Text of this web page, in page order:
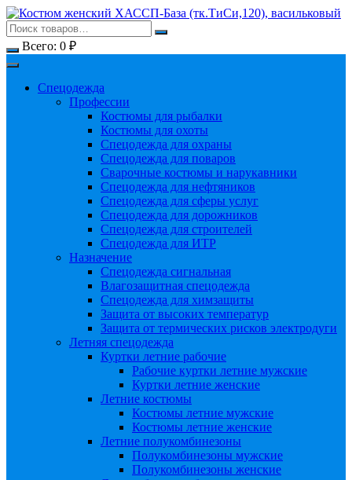
Перейти
к
содержимому
Всего: 0 ₽
Спецодежда
Профессии
Костюмы для рыбалки
Костюмы для охоты
Спецодежда для охраны
Спецодежда для поваров
Сварочные костюмы и нарукавники
Спецодежда для нефтяников
Спецодежда для сферы услуг
Спецодежда для дорожников
Спецодежда для строителей
Спецодежда для ИТР
Назначение
Спецодежда сигнальная
Влагозащитная спецодежда
Спецодежда для химзащиты
Защита от высоких температур
Защита от термических рисков электродуги
Летняя спецодежда
Куртки летние рабочие
Рабочие куртки летние мужские
Куртки летние женские
Летние костюмы
Костюмы летние мужские
Костюмы летние женские
Летние полукомбинезоны
Полукомбинезоны мужские
Полукомбинезоны женские